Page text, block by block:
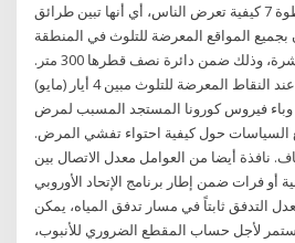
مئوية ، وتتناول الخطوة 7 كيفية تعرض الناس، أي أنها تبين طرائق
بجميع المواقع المعرضة للتلوث في المنطقة
المجاورة للمخزن مباشرة، وذلك ضمن دائرة نصف قطرها 300 متر.
طريقة حساب التركيزات عند النقاط المعرضة للتلوث مبين 4 أيار (مايو)
وباء فيروس كورونا المستجد المسبب لمرض
حول كيفية احتواء تفشي المرض.
أيضا من العوامل معدل الاتصال بين
أو فرات ضمن إطار برنامج الإتحاد الأوروبي
التدفق ثابتاً في مسار تدفق المياه، يمكن
لأجل حساب المقطع الضروري للأنبوب،